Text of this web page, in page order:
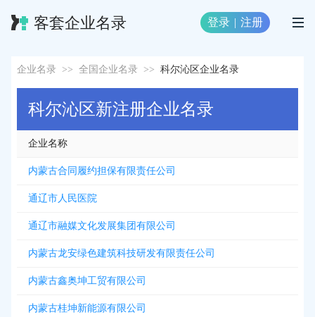
客套企业名录 登录 | 注册
企业名录 >> 全国企业名录 >> 科尔沁区企业名录
科尔沁区新注册企业名录
企业名称
内蒙古合同履约担保有限责任公司
通辽市人民医院
通辽市融媒文化发展集团有限公司
内蒙古龙安绿色建筑科技研发有限责任公司
内蒙古鑫奥坤工贸有限公司
内蒙古桂坤新能源有限公司